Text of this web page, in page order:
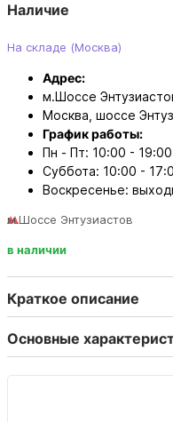
Наличие
На складе (Москва)
Адрес:
м.Шоссе
Москва, шоссе
График работы:
Пн - Пт: 10:00 - 19:00
Суббота: 10:00 -
Воскресенье:
м.Шоссе Энтузиастов
в наличии
Краткое описание
Основные